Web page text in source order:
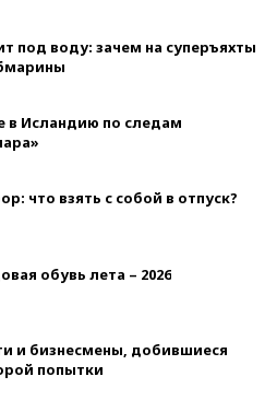
под воду: зачем на суперъяхты
в Исландию по следам
что взять с собой в отпуск?
обувь лета – 2026
и бизнесмены, добившиеся
попытки